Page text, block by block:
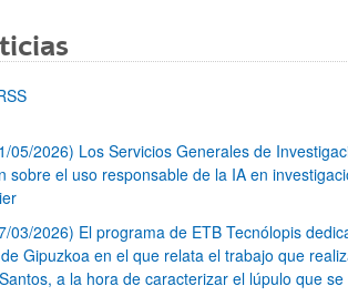
05/2026) Los Servicios Generales de
sobre el uso responsable de la IA en
03/2026) El programa de ETB Tecnólopis
Gipuzkoa en el que relata el trabajo que
a la hora de caracterizar el lúpulo que